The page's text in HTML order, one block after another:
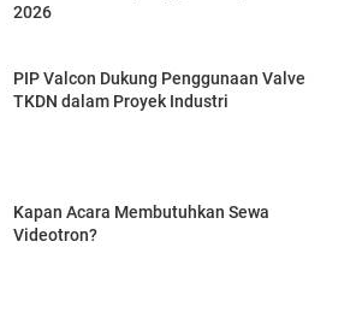
2026
PIP Valcon Dukung Penggunaan Valve
TKDN dalam Proyek Industri
Kapan Acara Membutuhkan Sewa
Videotron?